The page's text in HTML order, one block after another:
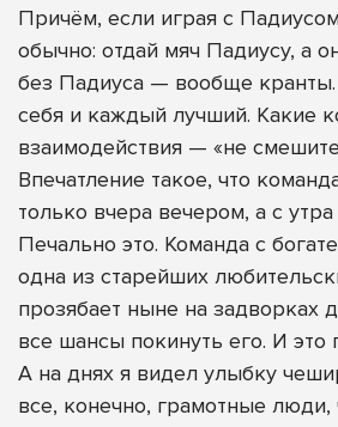
Причём, если играя с
обычно: отдай мяч Падиусу, а
без Падиуса — вообще
себя и каждый лучший. Какие
взаимодействия — «не
Впечатление такое, что
только вчера вечером, а с
Печально это. Команда с
одна из старейших
прозябает ныне на задворках
все шансы покинуть его. И это
А на днях я видел улыбку
все, конечно, грамотные люди,